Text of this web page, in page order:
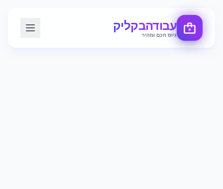
עבודהבקליק
גיוס חכם ומהיר